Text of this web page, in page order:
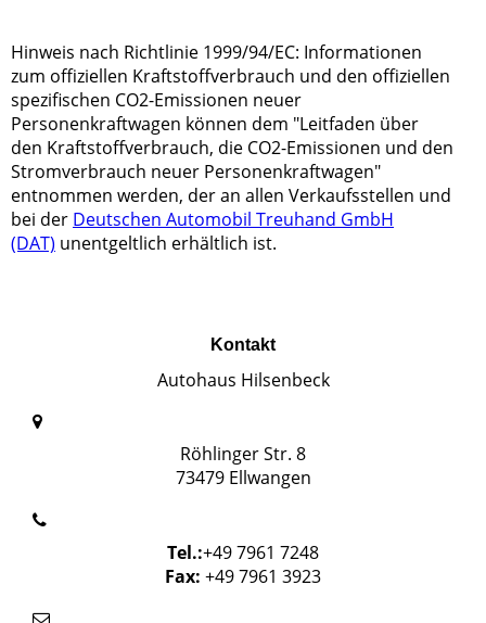
Hinweis nach Richtlinie 1999/94/EC: Informationen
zum offiziellen Kraftstoffverbrauch und den offiziellen
spezifischen CO2-Emissionen neuer
Personenkraftwagen können dem "Leitfaden über
den Kraftstoffverbrauch, die CO2-Emissionen und den
Stromverbrauch neuer Personenkraftwagen"
entnommen werden, der an allen Verkaufsstellen und
bei der Deutschen Automobil Treuhand GmbH
(DAT) unentgeltlich erhältlich ist.
Kontakt
Autohaus Hilsenbeck
Röhlinger Str. 8
73479 Ellwangen
Tel.:+49 7961 7248
Fax: +49 7961 3923